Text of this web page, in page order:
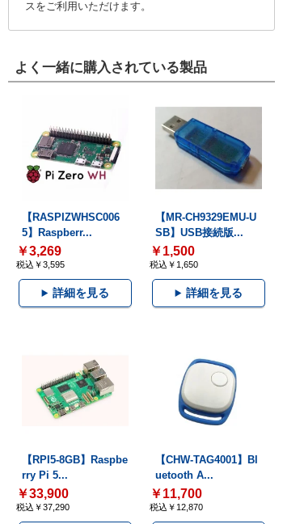
スをご利用いただけます。
よく一緒に購入されている製品
【RASPIZWHSC006
5】Raspberr...
￥3,269
税込￥3,595
詳細を見る
【MR-CH9329EMU-U
SB】USB接続版...
￥1,500
税込￥1,650
詳細を見る
【RPI5-8GB】Raspbe
rry Pi 5...
￥33,900
税込￥37,290
【CHW-TAG4001】Bl
uetooth A...
￥11,700
税込￥12,870